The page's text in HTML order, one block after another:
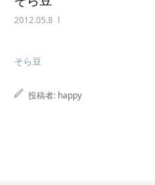
2012.05.8
そら豆
投稿者: happy